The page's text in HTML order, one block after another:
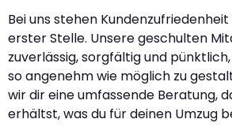
Bei uns stehen
erster Stelle. Unsere geschulten
zuverlässig, sorgfältig und
so angenehm wie möglich zu
wir dir eine umfassende Beratung,
erhältst, was du für deinen Umzug